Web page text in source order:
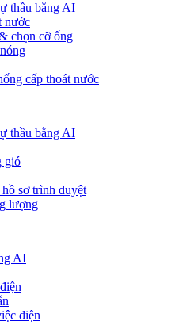
thầu bằng AI
nước
chọn cỡ ống
cấp thoát nước
thầu bằng AI
gió
sơ trình duyệt
lượng
AI
điện